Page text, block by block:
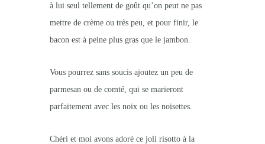
à lui seul tellement de goût qu’on peut ne pas
mettre de crème ou très peu, et pour finir, le
bacon est à peine plus gras que le jambon.
Vous pourrez sans soucis ajoutez un peu de
parmesan ou de comté, qui se marieront
parfaitement avec les noix ou les noisettes.
Chéri et moi avons adoré ce joli risotto à la